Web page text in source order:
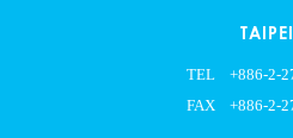
TAIPEI
TEL
+886-2-
FAX
+886-2-